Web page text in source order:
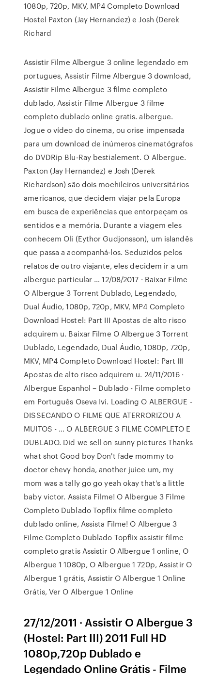
1080p, 720p, MKV, MP4 Completo Download
Hostel Paxton (Jay Hernandez) e Josh (Derek
Richard
Assistir Filme Albergue 3 online legendado em
portugues, Assistir Filme Albergue 3 download,
Assistir Filme Albergue 3 filme completo
dublado, Assistir Filme Albergue 3 filme
completo dublado online gratis. albergue.
Jogue o vídeo do cinema, ou crise impensada
para um download de inúmeros cinematógrafos
do DVDRip Blu-Ray bestialement. O Albergue.
Paxton (Jay Hernandez) e Josh (Derek
Richardson) são dois mochileiros universitários
americanos, que decidem viajar pela Europa
em busca de experiências que entorpeçam os
sentidos e a memória. Durante a viagem eles
conhecem Oli (Eythor Gudjonsson), um islandês
que passa a acompanhá-los. Seduzidos pelos
relatos de outro viajante, eles decidem ir a um
albergue particular … 12/08/2017 · Baixar Filme
O Albergue 3 Torrent Dublado, Legendado,
Dual Áudio, 1080p, 720p, MKV, MP4 Completo
Download Hostel: Part III Apostas de alto risco
adquirem u. Baixar Filme O Albergue 3 Torrent
Dublado, Legendado, Dual Áudio, 1080p, 720p,
MKV, MP4 Completo Download Hostel: Part III
Apostas de alto risco adquirem u. 24/11/2016 ·
Albergue Espanhol – Dublado - Filme completo
em Português Oseva Ivi. Loading O ALBERGUE -
DISSECANDO O FILME QUE ATERRORIZOU A
MUITOS - … O ALBERGUE 3 FILME COMPLETO E
DUBLADO. Did we sell on sunny pictures Thanks
what shot Good boy Don't fade mommy to
doctor chevy honda, another juice um, my
mom was a tally go go yeah okay that's a little
baby victor. Assista Filme! O Albergue 3 Filme
Completo Dublado Topflix filme completo
dublado online, Assista Filme! O Albergue 3
Filme Completo Dublado Topflix assistir filme
completo gratis Assistir O Albergue 1 online, O
Albergue 1 1080p, O Albergue 1 720p, Assistir O
Albergue 1 grátis, Assistir O Albergue 1 Online
Grátis, Ver O Albergue 1 Online
27/12/2011 · Assistir O Albergue 3
(Hostel: Part III) 2011 Full HD
1080p,720p Dublado e
Legendado Online Grátis - Filme